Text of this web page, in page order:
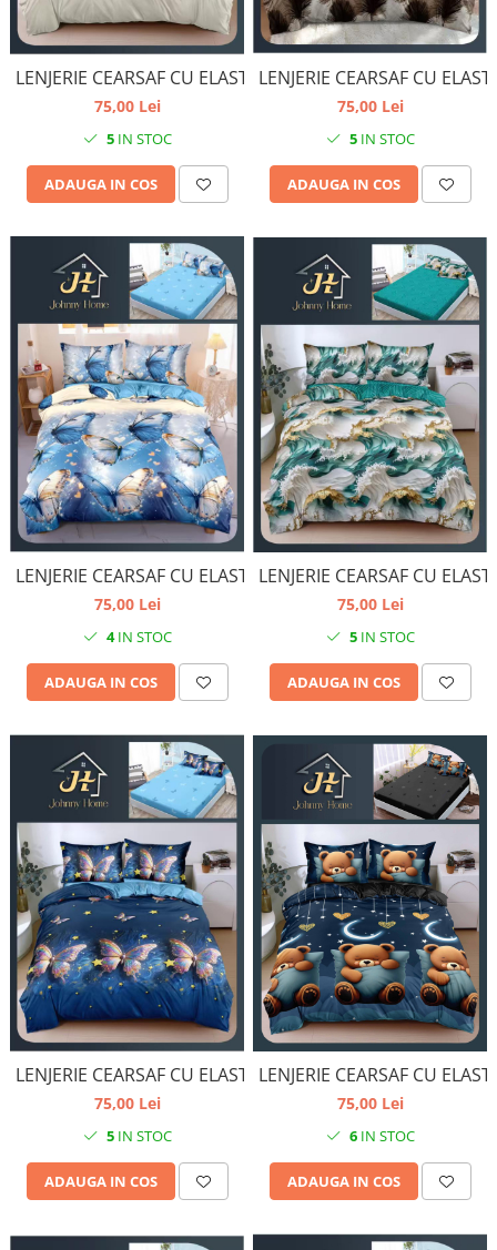
LENJERIE CEARSAF CU ELASTIC
75,00 Lei
5IN STOC
ADAUGA IN COS
LENJERIE CEARSAF CU
75,00 Lei
5IN STOC
ADAUGA IN COS
LENJERIE CEARSAF CU ELASTIC
75,00 Lei
4IN STOC
ADAUGA IN COS
LENJERIE CEARSAF CU
75,00 Lei
5IN STOC
ADAUGA IN COS
LENJERIE CEARSAF CU ELASTIC
75,00 Lei
5IN STOC
ADAUGA IN COS
LENJERIE CEARSAF CU
75,00 Lei
6IN STOC
ADAUGA IN COS